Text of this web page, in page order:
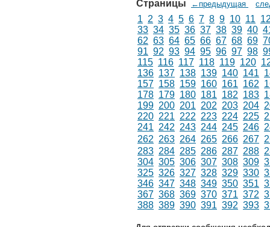
Страницы ←предыдущая
1 2 3 4 5 6 7 8 9 10 11
33 34 35 36 37 38 39 40
62 63 64 65 66 67 68 69
91 92 93 94 95 96 97 98
115 116 117 118 119 120
136 137 138 139 140 141
157 158 159 160 161 162
178 179 180 181 182 183
199 200 201 202 203 204
220 221 222 223 224 225
241 242 243 244 245 246
262 263 264 265 266 267
283 284 285 286 287 288
304 305 306 307 308 309
325 326 327 328 329 330
346 347 348 349 350 351
367 368 369 370 371 372
388 389 390 391 392 393